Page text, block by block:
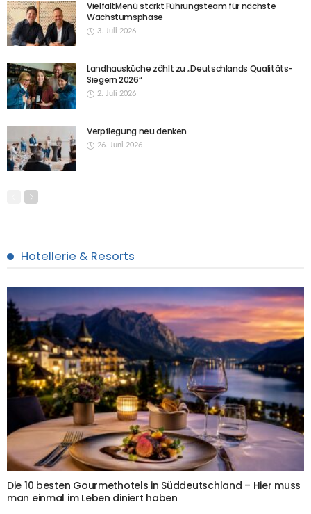
VielfaltMenü stärkt Führungsteam für nächste
Wachstumsphase
3. Juli 2026
Landhausküche zählt zu „Deutschlands Qualitäts-
Siegern 2026“
2. Juli 2026
Verpflegung neu denken
26. Juni 2026
Hotellerie & Resorts
Die 10 besten Gourmethotels in Süddeutschland – Hier muss
man einmal im Leben diniert haben